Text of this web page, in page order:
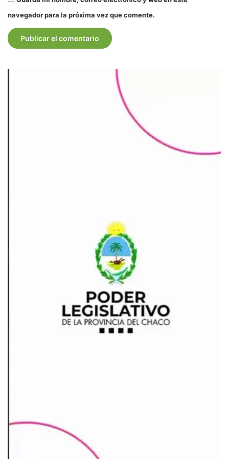
navegador para la próxima vez que comente.